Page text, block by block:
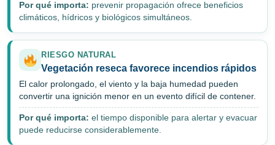
Por qué importa: prevenir propagación ofrece beneficios
climáticos, hídricos y biológicos simultáneos.
RIESGO NATURAL
Vegetación reseca favorece incendios rápidos
El calor prolongado, el viento y la baja humedad pueden
convertir una ignición menor en un evento difícil de contener.
Por qué importa: el tiempo disponible para alertar y evacuar
puede reducirse considerablemente.